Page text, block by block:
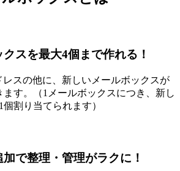
スを最大4個まで作れる！
スの他に、新しいメールボックスが
す。（1メールボックスにつき、新し
割り当てられます）
で整理・管理がラクに！